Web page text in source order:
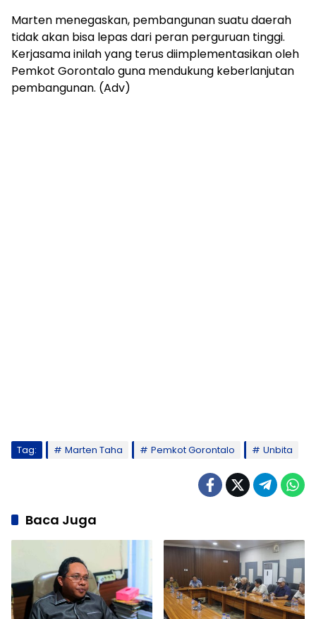
Marten menegaskan, pembangunan suatu daerah
tidak akan bisa lepas dari peran perguruan tinggi.
Kerjasama inilah yang terus diimplementasikan oleh
Pemkot Gorontalo guna mendukung keberlanjutan
pembangunan. (Adv)
Tag: Marten Taha Pemkot Gorontalo Unbita
Baca Juga